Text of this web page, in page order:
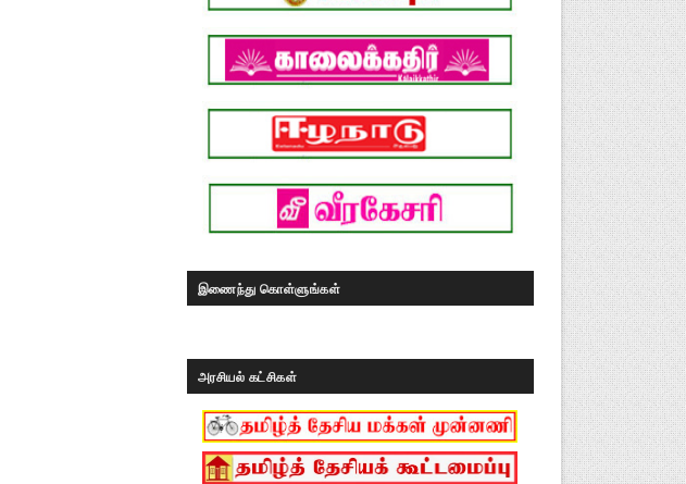
இணைந்து கொள்ளுங்கள்
அரசியல் கட்சிகள்